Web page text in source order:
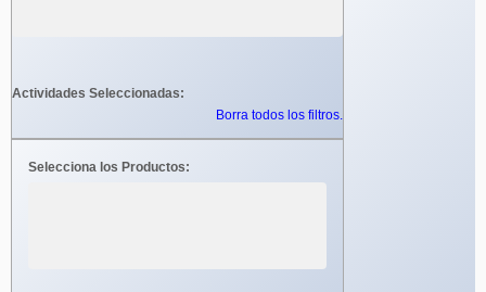
Actividades Seleccionadas:
Borra todos los filtros.
Selecciona los Productos: